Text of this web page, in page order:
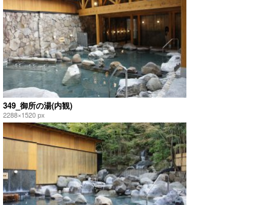
349_御所の湯(内観)
2288×1520 px